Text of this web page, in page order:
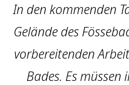
In den kommenden
Gelände des
vorbereitenden
Bades. Es